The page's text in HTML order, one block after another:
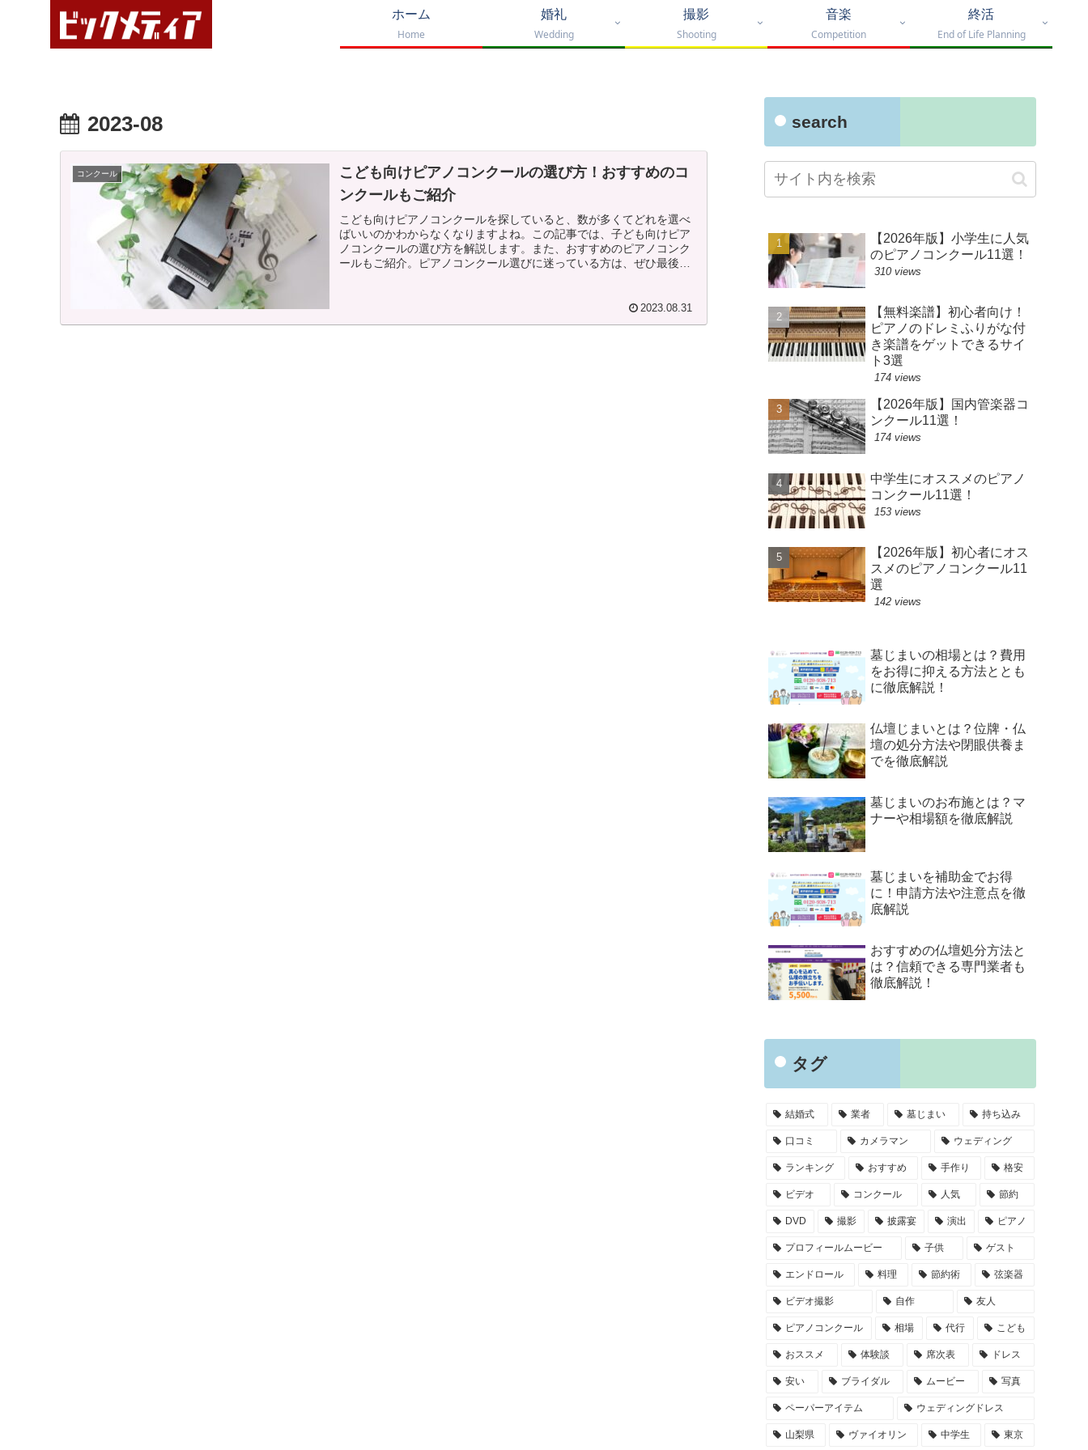
ホーム
Home
婚礼
Wedding
撮影
Shooting
音楽
Competition
終活
End of Life Planning
2023-08
コンクール
こども向けピアノコンクールの選び方！おすすめのコ
ンクールもご紹介
こども向けピアノコンクールを探していると、数が多くてどれを選べ
ばいいのかわからなくなりますよね。この記事では、子ども向けピア
ノコンクールの選び方を解説します。また、おすすめのピアノコンク
ールもご紹介。ピアノコンクール選びに迷っている方は、ぜひ最後ま
2023.08.31
search
【2026年版】小学生に人気
のピアノコンクール11選！
310 views
【無料楽譜】初心者向け！
ピアノのドレミふりがな付
き楽譜をゲットできるサイ
ト3選
174 views
【2026年版】国内管楽器コ
ンクール11選！
174 views
中学生にオススメのピアノ
コンクール11選！
153 views
【2026年版】初心者にオス
スメのピアノコンクール11
選
142 views
墓じまいの相場とは？費用
をお得に抑える方法ととも
に徹底解説！
仏壇じまいとは？位牌・仏
壇の処分方法や閉眼供養ま
でを徹底解説
墓じまいのお布施とは？マ
ナーや相場額を徹底解説
墓じまいを補助金でお得
に！申請方法や注意点を徹
底解説
おすすめの仏壇処分方法と
は？信頼できる専門業者も
徹底解説！
タグ
結婚式 業者 墓じまい 持ち込み
口コミ カメラマン ウェディング
ランキング おすすめ 手作り 格安
ビデオ コンクール 人気 節約
DVD 撮影 披露宴 演出 ピアノ
プロフィールムービー 子供 ゲスト
エンドロール 料理 節約術 弦楽器
ビデオ撮影 自作 友人
ピアノコンクール 相場 代行 こども
おススメ 体験談 席次表 ドレス
安い ブライダル ムービー 写真
ペーパーアイテム ウェディングドレス
山梨県 ヴァイオリン 中学生 東京